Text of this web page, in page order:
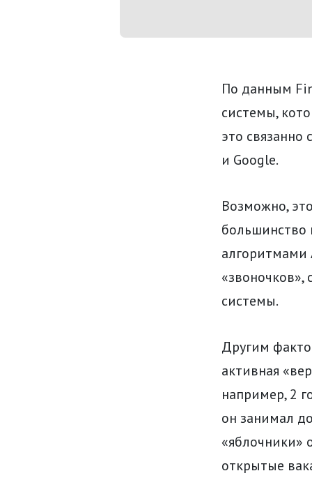
По данным
системы,
это
и Google.
Возможно,
большинство
алгоритмами
системы.
Другим
активная
например, 2
он занимал
«яблочники»
открытые